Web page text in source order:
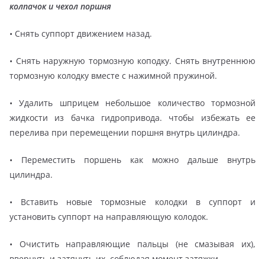
колпачок и чехол поршня
• Снять суппорт движением назад.
• Снять наружную тормозную коподку. Снять внутреннюю
тормозную колодку вместе с нажимной пружиной.
• Удалить шприцем небольшое количество тормозной
жидкости из бачка гидропривода. чтобы избежать ее
перелива при перемещении поршня внутрь цилиндра.
• Переместить поршень как можно дальше внутрь
цилиндра.
• Вставить новые тормозные колодки в суппорт и
установить суппорт на направляющую колодок.
• Очистить направляющие пальцы (не смазывая их),